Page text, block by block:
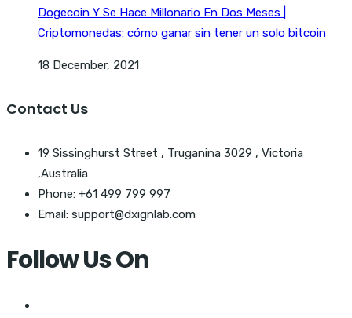
Dogecoin Y Se Hace Millonario En Dos Meses |
Criptomonedas: cómo ganar sin tener un solo bitcoin
18 December, 2021
Contact Us
19 Sissinghurst Street , Truganina 3029 , Victoria
,Australia
Phone: +61 499 799 997
Email: support@dxignlab.com
Follow Us On